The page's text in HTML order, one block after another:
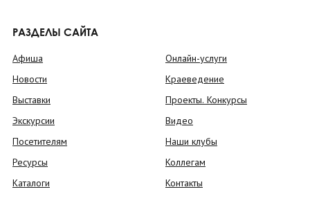
РАЗДЕЛЫ САЙТА
Афиша
Новости
Выставки
Экскурсии
Посетителям
Ресурсы
Каталоги
Онлайн-услуги
Краеведение
Проекты. Конкурсы
Видео
Наши клубы
Коллегам
Контакты